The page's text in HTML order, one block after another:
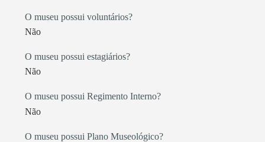
O museu possui voluntários?
Não
O museu possui estagiários?
Não
O museu possui Regimento Interno?
Não
O museu possui Plano Museológico?